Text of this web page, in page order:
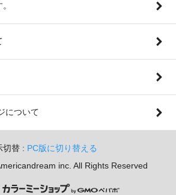
について
切替 : PC版に切り替える
inc. All Rights Reserved